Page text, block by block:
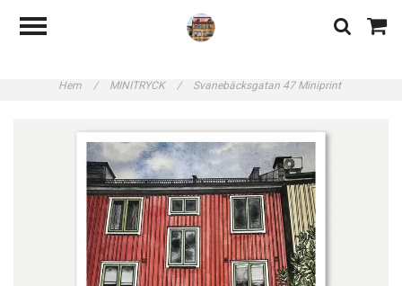
Hem / MINITRYCK / Svanebäcksgatan 47 Miniprint